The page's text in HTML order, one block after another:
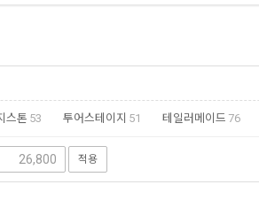
스톤 53 투어스테이지 51 테일러메이드 76
팬텀118 잔디로
적용